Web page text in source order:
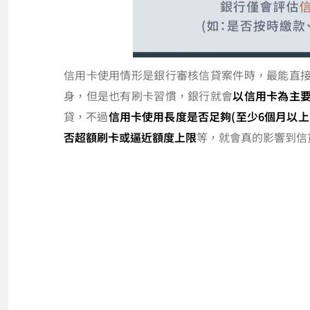
信用卡使用情形是銀行審核信貸案件時，最能直
身，但是也有刷卡習慣，銀行就會以信用卡為主
貸，不過信用卡使用長度是否足夠(至少6個月以
否超額刷卡或逼近額度上限等，就會真的影響到